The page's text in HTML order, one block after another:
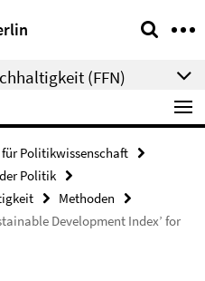
(FFN)
Politikwissenschaft
Politik
Methoden
Development Index’ for